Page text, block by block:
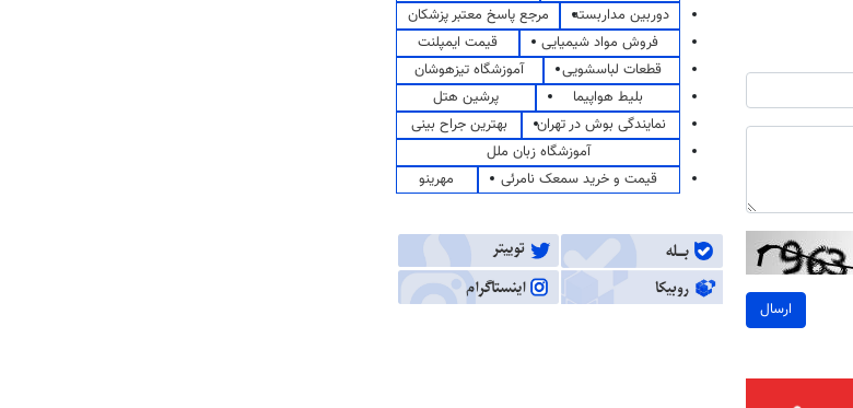
ارسال
دوربین مداربسته
مرجع پاسخ معتبر پزشکان
فروش مواد شیمیایی
قیمت ایمپلنت
قطعات لباسشویی
آموزشگاه تیزهوشان
بلیط هواپیما
پرشین هتل
نمایندگی بوش در تهران
بهترین جراح بینی
آموزشگاه زبان ملل
قیمت و خرید سمعک نامرئی
مهرینو